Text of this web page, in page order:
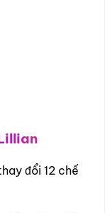
đổi 12 chế